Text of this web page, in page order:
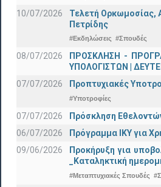
10/07/2026
Τελετή Ορκωμοσίας,
Πετρίδης
#Εκδηλώσεις #Σπουδές
08/07/2026
ΠΡΟΣΚΛΗΣΗ -
ΥΠΟΛΟΓΙΣΤΩΝ |
07/07/2026
Προπτυχιακές
#Υποτροφίες
07/07/2026
Πρόσκληση
06/07/2026
Πρόγραμμα ΙΚΥ για
09/06/2026
Προκήρυξη για
_Καταληκτική
#Μεταπτυχιακές Σπουδές